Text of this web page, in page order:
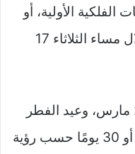
الفلكية الأولية، أو
الخميس 19 فبراير إذا لم يُرَ الهلال مساء الثلاثاء 17
ينتهي رمضان حوالي الجمعة 20 مارس، وعيد الفطر
السبت 21 مارس تقريبًا، مع 29 أو 30 يومًا حسب رؤية